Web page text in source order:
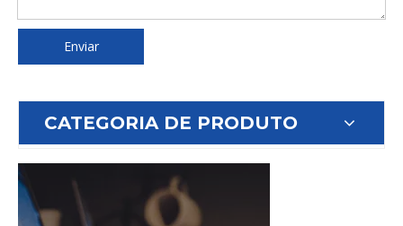
Enviar
CATEGORIA DE PRODUTO